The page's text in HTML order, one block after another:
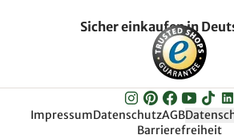
Sicher einkaufen in
ImpressumDatenschutzAGB
Barrierefreiheit